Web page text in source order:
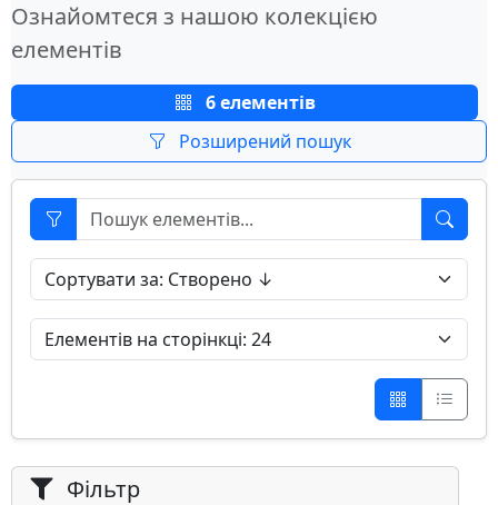
Ознайомтеся з нашою колекцією
елементів
6 елементів
Розширений пошук
Фільтр